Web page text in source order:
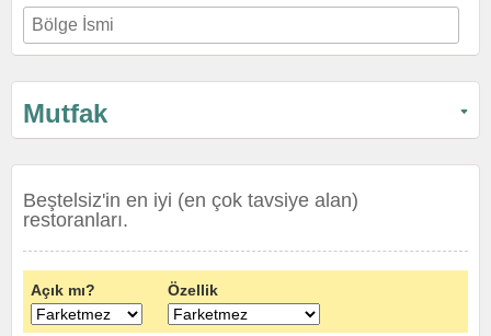
Mutfak
Beştelsiz'in en iyi (en çok tavsiye alan)
restoranları.
Açık mı? Özellik